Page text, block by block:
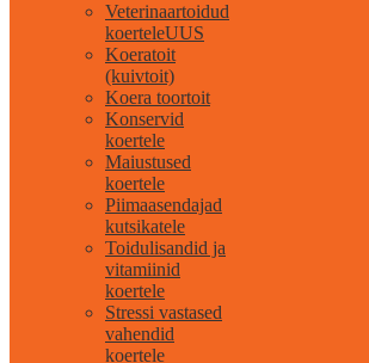
Veterinaartoidud
koerteleUUS
Koeratoit
(kuivtoit)
Koera toortoit
Konservid
koertele
Maiustused
koertele
Piimaasendajad
kutsikatele
Toidulisandid ja
vitamiinid
koertele
Stressi vastased
vahendid
koertele